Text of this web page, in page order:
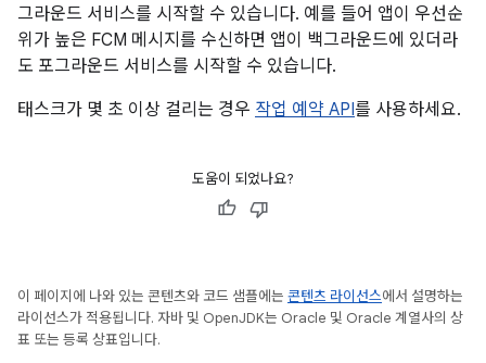
그라운드 서비스를 시작할 수 있습니다. 예를 들어 앱이 우선순
위가 높은 FCM 메시지를 수신하면 앱이 백그라운드에 있더라
도 포그라운드 서비스를 시작할 수 있습니다.
태스크가 몇 초 이상 걸리는 경우 작업 예약 API를 사용하세요.
도움이 되었나요?
이 페이지에 나와 있는 콘텐츠와 코드 샘플에는 콘텐츠 라이선스에서 설명하는
라이선스가 적용됩니다. 자바 및 OpenJDK는 Oracle 및 Oracle 계열사의 상
표 또는 등록 상표입니다.